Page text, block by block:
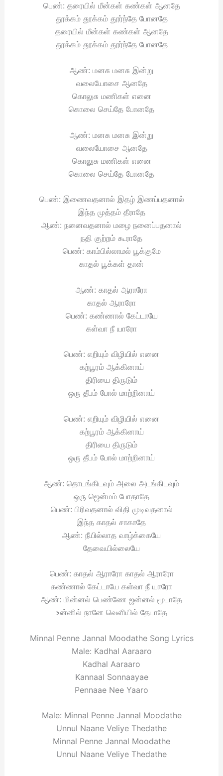
பெண்: தரையில் மீன்கள் கண்கள் ஆனதே
தூக்கம் தூக்கம் தூர்ந்தே போனதே
தரையில் மீன்கள் கண்கள் ஆனதே
தூக்கம் தூக்கம் தூர்ந்தே போனதே
ஆண்: மனசு மனசு இன்று
வலையோசை ஆனதே
கொலுசு மணிகள் எனை
கொலை செய்தே போனதே
ஆண்: மனசு மனசு இன்று
வலையோசை ஆனதே
கொலுசு மணிகள் எனை
கொலை செய்தே போனதே
பெண்: இணைவதனால் இதழ் இணப்பதனால்
இந்த முத்தம் தீராதே
ஆண்: நனைவதனால் மழை நனைப்பதனால்
நதி குற்றம் கூராதே
பெண்: காம்பில்லாமல் பூக்குமே
காதல் பூக்கள் தான்
ஆண்: காதல் ஆராரோ
காதல் ஆராரோ
பெண்: கண்ணால் கேட்டாயே
கள்வா நீ யாரோ
பெண்: எறியும் விழியில் எனை
கற்பூரம் ஆக்கினாய்
திரியை திருடும்
ஒரு தீபம் போல் மாற்றினாய்
பெண்: எறியும் விழியில் எனை
கற்பூரம் ஆக்கினாய்
திரியை திருடும்
ஒரு தீபம் போல் மாற்றினாய்
ஆண்: தொடங்கிடவும் அலை அடங்கிடவும்
ஒரு ஜென்மம் போதாதே
பெண்: பிரிவதனால் விதி முடிவதனால்
இந்த காதல் சாகாதே
ஆண்: நீயில்லாத வாழ்க்கையே
தேவையில்லையே
பெண்: காதல் ஆராரோ காதல் ஆராரோ
கண்ணால் கேட்டாயே கள்வா நீ யாரோ
ஆண்: மின்னல் பெண்ணே ஜன்னல் மூடாதே
உன்னில் நானே வெளியில் தேடாதே
Minnal Penne Jannal Moodathe Song Lyrics
Male: Kadhal Aaraaro
Kadhal Aaraaro
Kannaal Sonnaayae
Pennaae Nee Yaaro
Male: Minnal Penne Jannal Moodathe
Unnul Naane Veliye Thedathe
Minnal Penne Jannal Moodathe
Unnul Naane Veliye Thedathe